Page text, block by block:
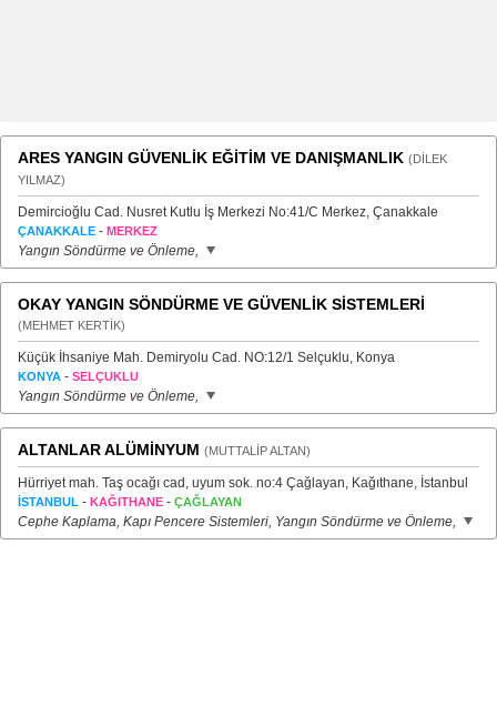
ARES YANGIN GÜVENLİK EĞİTİM VE DANIŞMANLIK (DİLEK
YILMAZ)
Demircioğlu Cad. Nusret Kutlu İş Merkezi No:41/C Merkez, Çanakkale
ÇANAKKALE - MERKEZ
Yangın Söndürme ve Önleme,
OKAY YANGIN SÖNDÜRME VE GÜVENLİK SİSTEMLERİ
(MEHMET KERTİK)
Küçük İhsaniye Mah. Demiryolu Cad. NO:12/1 Selçuklu, Konya
KONYA - SELÇUKLU
Yangın Söndürme ve Önleme,
ALTANLAR ALÜMİNYUM (MUTTALİP ALTAN)
Hürriyet mah. Taş ocağı cad, uyum sok. no:4 Çağlayan, Kağıthane, İstanbul
İSTANBUL - KAĞITHANE - ÇAĞLAYAN
Cephe Kaplama, Kapı Pencere Sistemleri, Yangın Söndürme ve Önleme,